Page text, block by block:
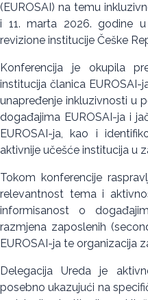
(EUROSAI) na temu
i 11. marta 2026. godine
revizione institucije Češke
Konferencija je okupila
institucija članica
unapređenje inkluzivnosti u
događajima EUROSAI-ja i
EUROSAI-ja, kao i
aktivnije učešće institucija u
Tokom konferencije
relevantnost tema i
informisanost o
razmjena zaposlenih
EUROSAI-ja te organizacija
Delegacija Ureda je
posebno ukazujući na